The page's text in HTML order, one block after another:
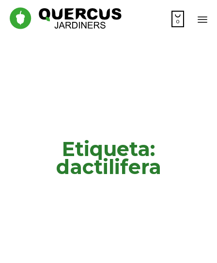

0
Etiqueta:
dactilifera